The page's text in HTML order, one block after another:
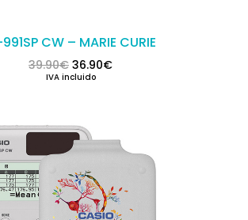
CW – MARIE CURIE
39.90€ El precio original era: 39.90€.
36.90€El precio actual es:
IVA incluido